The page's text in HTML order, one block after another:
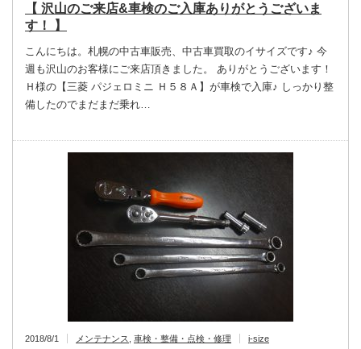
【 沢山のご来店&車検のご入庫ありがとうございま
す！ 】
こんにちは。札幌の中古車販売、中古車買取のイサイズです♪ 今
週も沢山のお客様にご来店頂きました。 ありがとうございます！
Ｈ様の【三菱 パジェロミニ Ｈ５８Ａ】が車検で入庫♪ しっかり整
備したのでまだまだ乗れ…
2018/8/1 メンテナンス 車検・整備・点検・修理 i-size